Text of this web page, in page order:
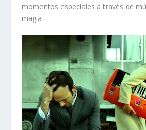
momentos especiales a través de
magia